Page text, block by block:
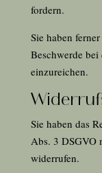
fordern.
Sie haben
Beschwerde
einzureichen.
Sie haben das
Abs. 3 DSGVO
widerrufen.